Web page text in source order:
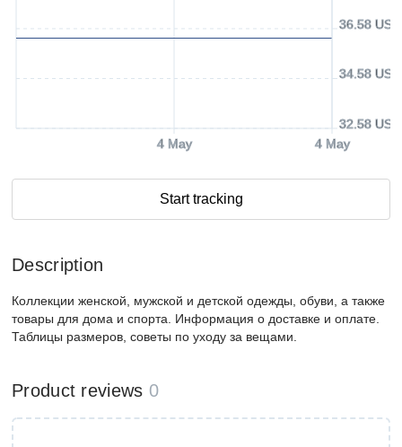
4 May 4 May
32.58 USD
34.58 USD
36.58 USD
Start tracking
Description
Коллекции женской, мужской и детской одежды, обуви, а также
товары для дома и спорта. Информация о доставке и оплате.
Таблицы размеров, советы по уходу за вещами.
Product reviews 0